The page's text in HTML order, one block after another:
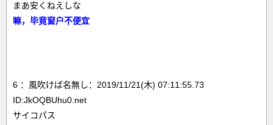
まあ安くねえしな
嘛，毕竟窗户不便宜
6 ：風吹けば名無し：2019/11/21(木) 07:11:55.73
ID:JkOQBUhu0.net
サイコパス